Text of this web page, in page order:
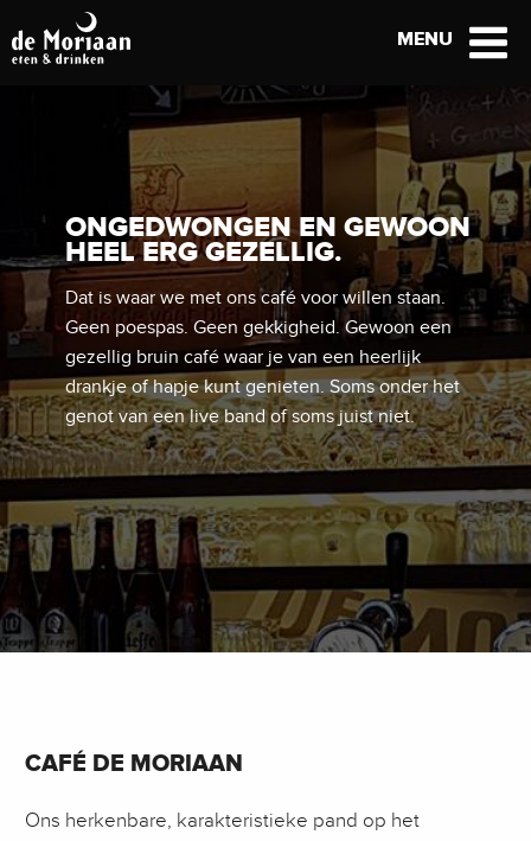
MENU
ONGEDWONGEN EN GEWOON
HEEL ERG GEZELLIG.
Dat is waar we met ons café voor willen staan.
Geen poespas. Geen gekkigheid. Gewoon een
gezellig bruin café waar je van een heerlijk
drankje of hapje kunt genieten. Soms onder het
genot van een live band of soms juist niet.
CAFÉ DE MORIAAN
Ons herkenbare, karakteristieke pand op het